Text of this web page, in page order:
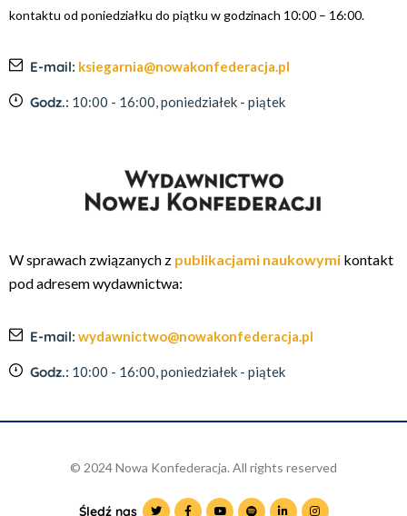
kontaktu od poniedziałku do piątku w godzinach 10:00 – 16:00.
E-mail: ksiegarnia@nowakonfederacja.pl
Godz.: 10:00 - 16:00, poniedziałek - piątek
W sprawach związanych z publikacjami naukowymi kontakt
pod adresem wydawnictwa:
E-mail: wydawnictwo@nowakonfederacja.pl
Godz.: 10:00 - 16:00, poniedziałek - piątek
© 2024 Nowa Konfederacja. All rights reserved
Śledź nas